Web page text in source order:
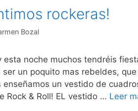
rockeras!
Bozal
noche muchos tendréis
un poquito mas rebeldes,
enseñamos un vestido de
Rock & Roll! EL vestido … Leer